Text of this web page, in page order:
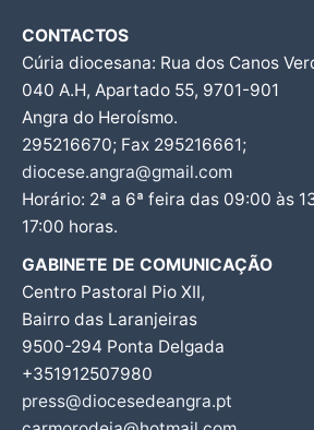
CONTACTOS
Cúria diocesana: Rua dos Canos
040 A.H, Apartado 55, 9701-901
Angra do Heroísmo.
295216670; Fax 295216661;
diocese.angra@gmail.com
Horário: 2ª a 6ª feira das 09:00 às
17:00 horas.
GABINETE DE COMUNICAÇÃO
Centro Pastoral Pio XII,
Bairro das Laranjeiras
9500-294 Ponta Delgada
+351912507980
press@diocesedeangra.pt